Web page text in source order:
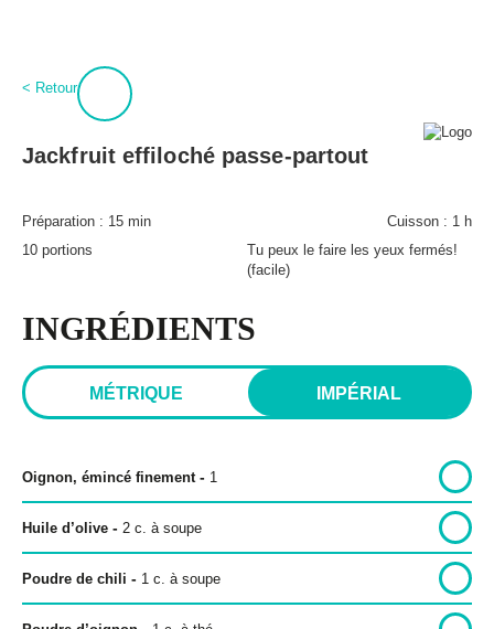
PROCURE-TOI MAGIQUES BOULETTES!
< Retour
Jackfruit effiloché passe-partout
Préparation : 15 min Cuisson : 1 h
10 portions
Tu peux le faire les yeux fermés!
(facile)
INGRÉDIENTS
MÉTRIQUE IMPÉRIAL
Oignon, émincé finement - 1
Huile d’olive - 2 c. à soupe
Poudre de chili - 1 c. à soupe
À propos
Paméla Rousseau
BPT+
Lexique des aliments